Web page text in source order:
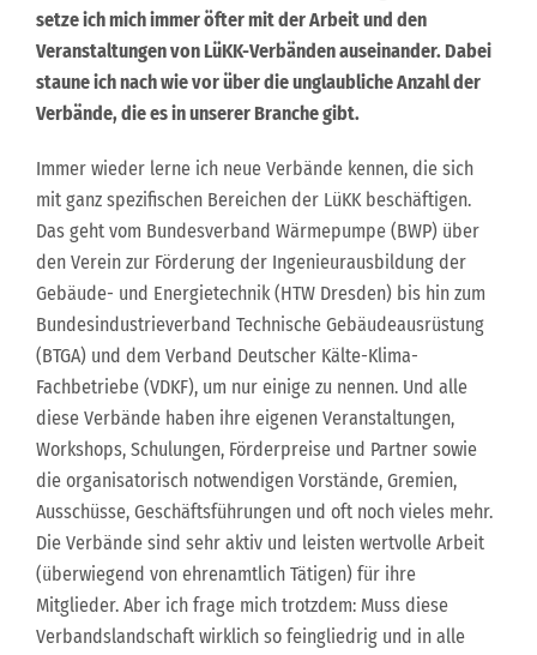
setze ich mich immer öfter mit der Arbeit und den
Veranstaltungen von LüKK-Verbänden auseinander. Dabei
staune ich nach wie vor über die unglaubliche Anzahl der
Verbände, die es in unserer Branche gibt.
Immer wieder lerne ich neue Verbände kennen, die sich
mit ganz spezifischen Bereichen der LüKK beschäftigen.
Das geht vom Bundesverband Wärmepumpe (BWP) über
den Verein zur Förderung der Ingenieurausbildung der
Gebäude- und Energietechnik (HTW Dresden) bis hin zum
Bundesindustrieverband Technische Gebäudeausrüstung
(BTGA) und dem Verband Deutscher Kälte-Klima-
Fachbetriebe (VDKF), um nur einige zu nennen. Und alle
diese Verbände haben ihre eigenen Veranstaltungen,
Workshops, Schulungen, Förderpreise und Partner sowie
die organisatorisch notwendigen Vorstände, Gremien,
Ausschüsse, Geschäftsführungen und oft noch vieles mehr.
Die Verbände sind sehr aktiv und leisten wertvolle Arbeit
(überwiegend von ehrenamtlich Tätigen) für ihre
Mitglieder. Aber ich frage mich trotzdem: Muss diese
Verbandslandschaft wirklich so feingliedrig und in alle